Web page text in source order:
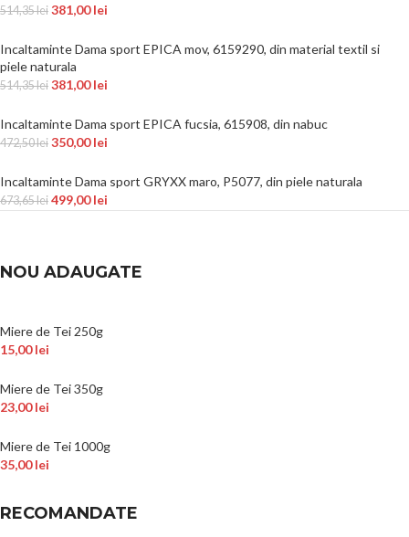
514,35lei 381,00lei
Incaltaminte Dama sport EPICA mov, 6159290, din material textil si
piele naturala
514,35lei 381,00lei
Incaltaminte Dama sport EPICA fucsia, 615908, din nabuc
472,50lei 350,00lei
Incaltaminte Dama sport GRYXX maro, P5077, din piele naturala
673,65lei 499,00lei
NOU ADAUGATE
Miere de Tei 250g
15,00lei
Miere de Tei 350g
23,00lei
Miere de Tei 1000g
35,00lei
RECOMANDATE